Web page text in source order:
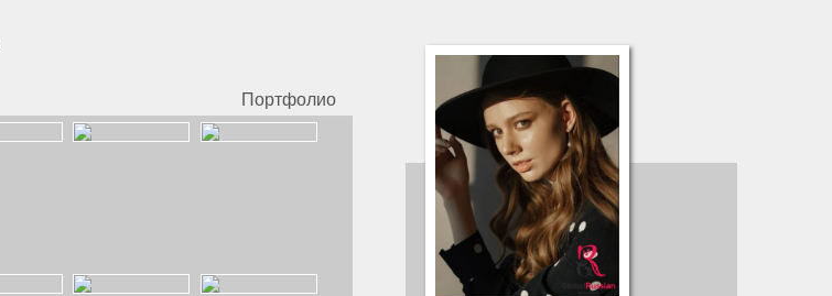
Портфолио